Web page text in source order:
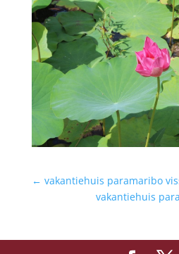
← vakantiehuis paramaribo
vakantiehuis